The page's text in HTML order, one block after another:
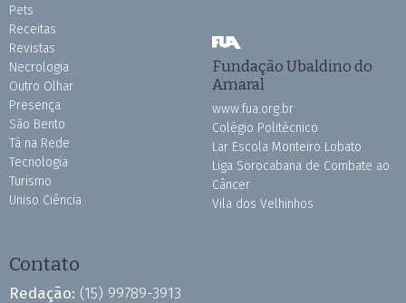
Pets
Receitas
Revistas
Necrologia
Outro Olhar
Presença
São Bento
Tá na Rede
Tecnologia
Turismo
Uniso Ciência
Fundação Ubaldino do
Amaral
www.fua.org.br
Colégio Politécnico
Lar Escola Monteiro Lobato
Liga Sorocabana de Combate ao
Câncer
Vila dos Velhinhos
Contato
Redação: (15) 99789-3913